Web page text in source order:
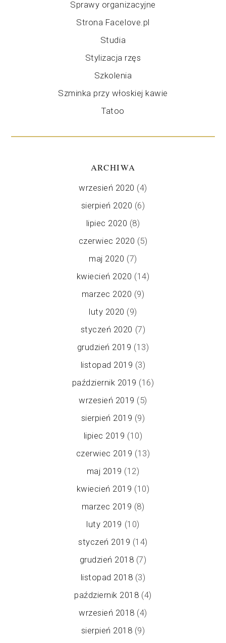
Sprawy organizacyjne
Strona Facelove.pl
Studia
Stylizacja rzęs
Szkolenia
Szminka przy włoskiej kawie
Tatoo
ARCHIWA
wrzesień 2020 (4)
sierpień 2020 (6)
lipiec 2020 (8)
czerwiec 2020 (5)
maj 2020 (7)
kwiecień 2020 (14)
marzec 2020 (9)
luty 2020 (9)
styczeń 2020 (7)
grudzień 2019 (13)
listopad 2019 (3)
październik 2019 (16)
wrzesień 2019 (5)
sierpień 2019 (9)
lipiec 2019 (10)
czerwiec 2019 (13)
maj 2019 (12)
kwiecień 2019 (10)
marzec 2019 (8)
luty 2019 (10)
styczeń 2019 (14)
grudzień 2018 (7)
listopad 2018 (3)
październik 2018 (4)
wrzesień 2018 (4)
sierpień 2018 (9)